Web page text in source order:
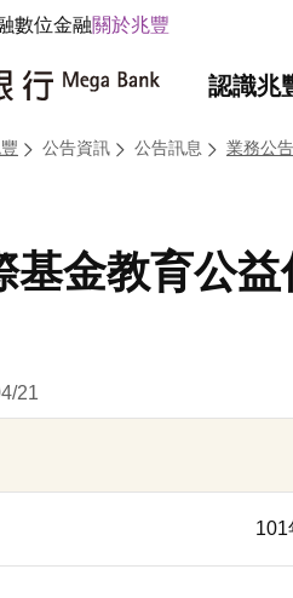
數位金融關於兆豐
認識兆
公告資訊 公告訊息 業務公告
基金教育公
21
101